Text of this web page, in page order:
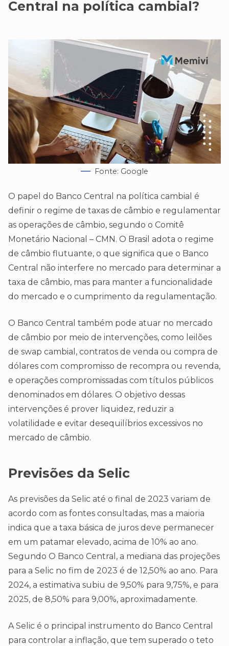
Central na política cambial?
Fonte: Google
O papel do Banco Central na política cambial é
definir o regime de taxas de câmbio e regulamentar
as operações de câmbio, segundo o Comitê
Monetário Nacional – CMN. O Brasil adota o regime
de câmbio flutuante, o que significa que o Banco
Central não interfere no mercado para determinar a
taxa de câmbio, mas para manter a funcionalidade
do mercado e o cumprimento da regulamentação.
O Banco Central também pode atuar no mercado
de câmbio por meio de intervenções, como leilões
de swap cambial, contratos de venda ou compra de
dólares com compromisso de recompra ou revenda,
e operações compromissadas com títulos públicos
denominados em dólares. O objetivo dessas
intervenções é prover liquidez, reduzir a
volatilidade e evitar desequilíbrios excessivos no
mercado de câmbio.
Previsões da Selic
As previsões da Selic até o final de 2023 variam de
acordo com as fontes consultadas, mas a maioria
indica que a taxa básica de juros deve permanecer
em um patamar elevado, acima de 10% ao ano.
Segundo O Banco Central, a mediana das projeções
para a Selic no fim de 2023 é de 12,50% ao ano. Para
2024, a estimativa subiu de 9,50% para 9,75%, e para
2025, de 8,50% para 9,00%, aproximadamente.
A Selic é o principal instrumento do Banco Central
para controlar a inflação, que tem superado o teto